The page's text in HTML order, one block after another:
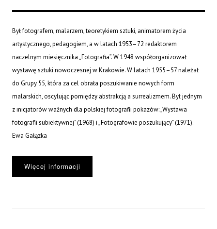
Był fotografem, malarzem, teoretykiem sztuki, animatorem życia
artystycznego, pedagogiem, a w latach 1953–72 redaktorem
naczelnym miesięcznika „Fotografia”. W 1948 współorganizował
wystawę sztuki nowoczesnej w Krakowie. W latach 1955–57 należał
do Grupy 55, która za cel obrała poszukiwanie nowych form
malarskich, oscylując pomiędzy abstrakcją a surrealizmem. Był jednym
z inicjatorów ważnych dla polskiej fotografii pokazów: „Wystawa
fotografii subiektywnej" (1968) i „Fotografowie poszukujący" (1971).
Ewa Gałązka
Więcej informacji